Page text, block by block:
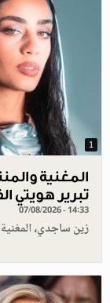
1
المغنية
تبرير هويتي
07/08/2026 - 14:33
زين ساجدي،